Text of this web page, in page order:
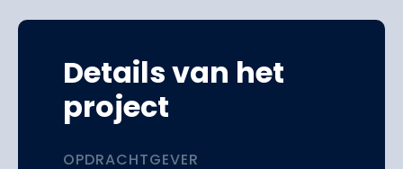
Details van het
project
OPDRACHTGEVER